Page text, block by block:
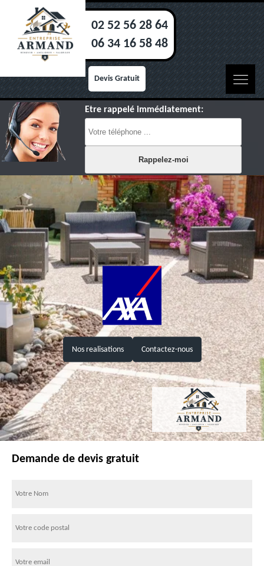
02 52 56 28 64
06 34 16 58 48
Devis Gratuit
Etre rappelé immédiatement:
Nos realisations Contactez-nous
Demande de devis gratuit